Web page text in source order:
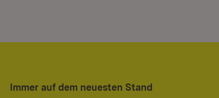
Immer auf dem neuesten Stand